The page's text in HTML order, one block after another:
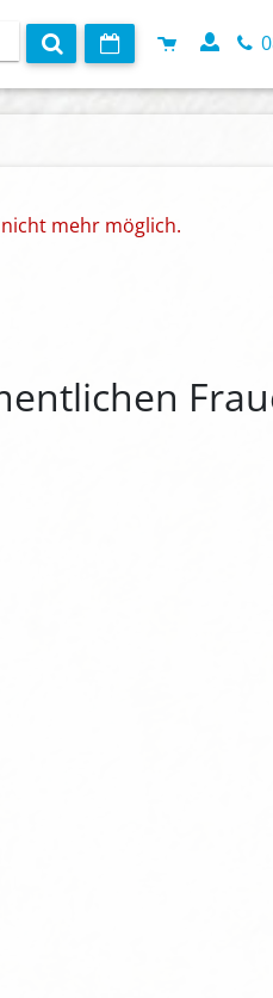
mehr möglich.